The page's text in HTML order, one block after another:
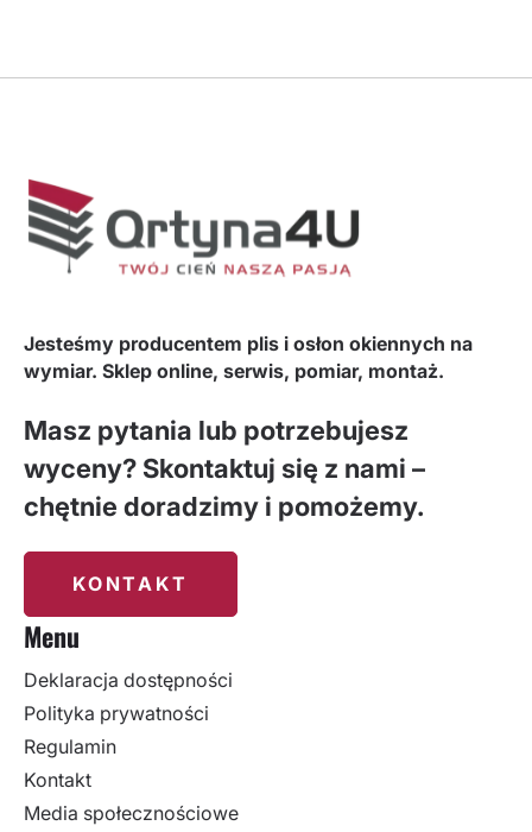
Jesteśmy producentem plis i osłon okiennych na
wymiar. Sklep online, serwis, pomiar, montaż.
Menu
Deklaracja dostępności
Polityka prywatności
Regulamin
Kontakt
Media społecznościowe
Masz pytania lub potrzebujesz
wyceny? Skontaktuj się z nami –
chętnie doradzimy i pomożemy.
KONTAKT